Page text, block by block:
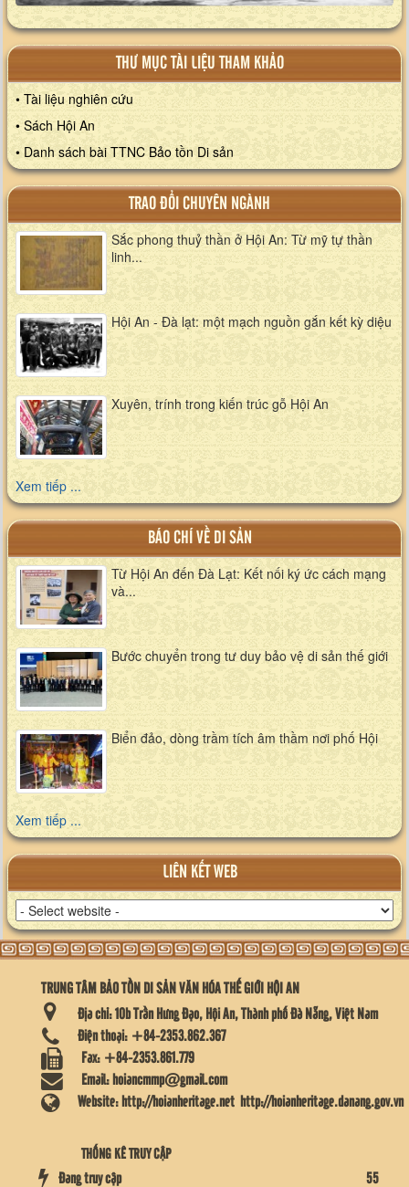
THƯ MỤC TÀI LIỆU THAM KHẢO
• Tài liệu nghiên cứu
• Sách Hội An
• Danh sách bài TTNC Bảo tồn Di sản
TRAO ĐỔI CHUYÊN NGÀNH
Sắc phong thuỷ thần ở Hội An: Từ mỹ tự thần
linh...
Hội An - Đà lạt: một mạch nguồn gắn kết kỳ diệu
Xuyên, trính trong kiến trúc gỗ Hội An
Xem tiếp ...
BÁO CHÍ VỀ DI SẢN
Từ Hội An đến Đà Lạt: Kết nối ký ức cách mạng
và...
Bước chuyển trong tư duy bảo vệ di sản thế giới
Biển đảo, dòng trầm tích âm thầm nơi phố Hội
Xem tiếp ...
LIÊN KẾT WEB
TRUNG TÂM BẢO TỒN DI SẢN VĂN HÓA THẾ GIỚI HỘI AN
Địa chỉ: 10b Trần Hưng Đạo, Hội An, Thành phố Đà Nẵng, Việt Nam
Điện thoại: +84-2353.862.367
Fax: +84-2353.861.779
Email: hoiancmmp@gmail.com
Website: http://hoianheritage.net http://hoianheritage.danang.gov.vn
THỐNG KÊ TRUY CẬP
Đang truy cập 55